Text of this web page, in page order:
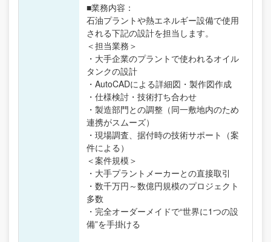
■業務内容：
石油プラントや熱エネルギー設備で使用
される下記の設計を担当します。
＜担当業務＞
・大手企業のプラントで使われるオイル
タンクの設計
・AutoCADによる詳細図・製作図作成
・仕様検討・技術打ち合わせ
・製造部門との調整（同一敷地内のため
連携がスムーズ）
・現場調査、据付時の技術サポート（案
件による）
＜案件規模＞
・大手プラントメーカーとの直接取引
・数千万円～数億円規模のプロジェクト
多数
・完全オーダーメイドで“世界に1つの設
備”を手掛ける